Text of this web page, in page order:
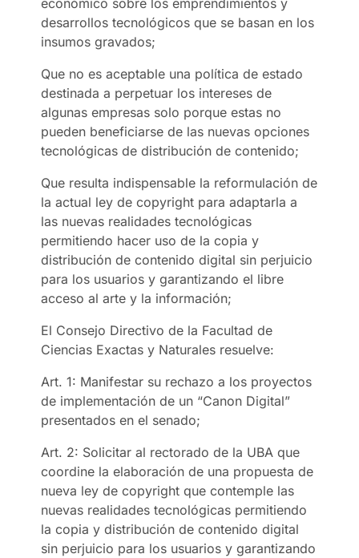
desarrollos tecnológicos que se basan en los
insumos gravados;
Que no es aceptable una política de estado
destinada a perpetuar los intereses de
algunas empresas solo porque estas no
pueden beneficiarse de las nuevas opciones
tecnológicas de distribución de contenido;
Que resulta indispensable la reformulación de
la actual ley de copyright para adaptarla a
las nuevas realidades tecnológicas
permitiendo hacer uso de la copia y
distribución de contenido digital sin perjuicio
para los usuarios y garantizando el libre
acceso al arte y la información;
El Consejo Directivo de la Facultad de
Ciencias Exactas y Naturales resuelve:
Art. 1: Manifestar su rechazo a los proyectos
de implementación de un “Canon Digital”
presentados en el senado;
Art. 2: Solicitar al rectorado de la UBA que
coordine la elaboración de una propuesta de
nueva ley de copyright que contemple las
nuevas realidades tecnológicas permitiendo
la copia y distribución de contenido digital
sin perjuicio para los usuarios y garantizando